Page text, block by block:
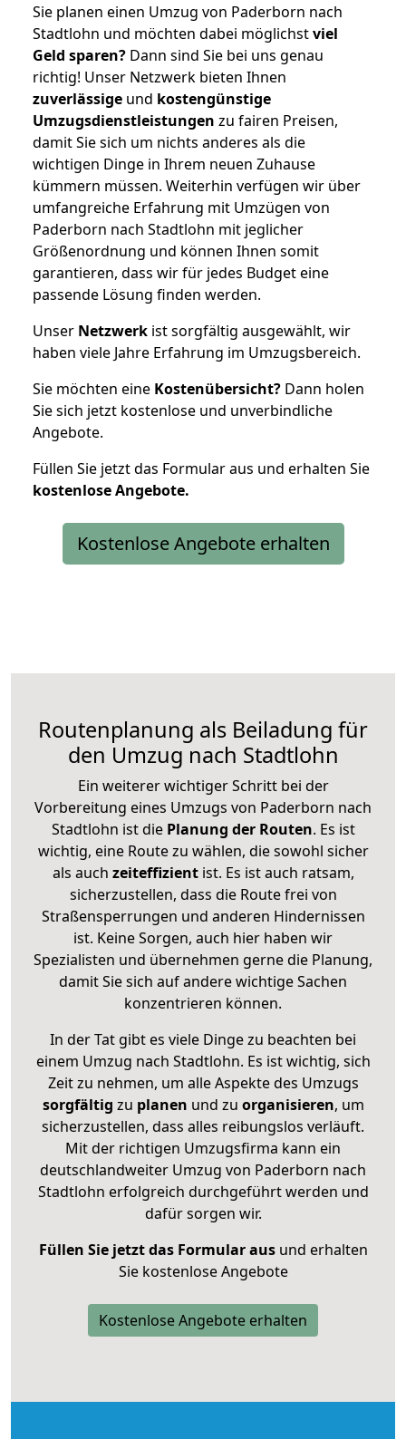
Sie planen einen Umzug von Paderborn nach
Stadtlohn und möchten dabei möglichstviel
Geld sparen? Dann sind Sie bei uns genau
richtig! Unser Netzwerk bieten Ihnen
zuverlässige und kostengünstige
Umzugsdienstleistungen zu fairen Preisen,
damit Sie sich um nichts anderes als die
wichtigen Dinge in Ihrem neuen Zuhause
kümmern müssen. Weiterhin verfügen wir über
umfangreiche Erfahrung mit Umzügen von
Paderborn nach Stadtlohn mit jeglicher
Größenordnung und können Ihnen somit
garantieren, dass wir für jedes Budget eine
passende Lösung finden werden.
Unser Netzwerk ist sorgfältig ausgewählt, wir
haben viele Jahre Erfahrung im Umzugsbereich.
Sie möchten eine Kostenübersicht? Dann holen
Sie sich jetzt kostenlose und unverbindliche
Angebote.
Füllen Sie jetzt das Formular aus und erhalten Sie
kostenloseAngebote.
Kostenlose Angebote erhalten
Routenplanung als Beiladung für
den Umzug nach Stadtlohn
Ein weiterer wichtiger Schritt bei der
Vorbereitung eines Umzugs von Paderborn nach
Stadtlohn ist diePlanung der Routen. Es ist
wichtig, eine Route zu wählen, die sowohl sicher
als auch zeiteffizientist. Es ist auch ratsam,
sicherzustellen, dass die Route frei von
Straßensperrungen und anderen Hindernissen
ist. Keine Sorgen, auch hier haben wir
Spezialisten und übernehmen gerne die Planung,
damit Sie sich auf andere wichtige Sachen
konzentrieren können.
In der Tat gibt es viele Dinge zu beachten bei
einem Umzug nach Stadtlohn. Es ist wichtig, sich
Zeit zu nehmen, um alle Aspekte des Umzugs
sorgfältig zu planen und zu organisieren, um
sicherzustellen, dass alles reibungslos verläuft.
Mit der richtigen Umzugsfirma kann ein
deutschlandweiter Umzug von Paderborn nach
Stadtlohn erfolgreich durchgeführt werden und
dafür sorgen wir.
Füllen Sie jetzt das Formular ausund erhalten
Sie kostenlose Angebote
Kostenlose Angebote erhalten